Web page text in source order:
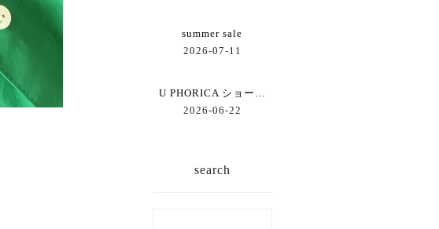
summer sale
2026-07-11
U PHORICA ショートジレ
2026-06-22
search